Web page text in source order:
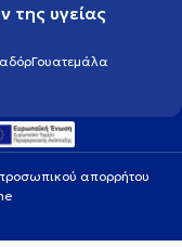
της υγείας
Γουατεμάλα
απορρήτου